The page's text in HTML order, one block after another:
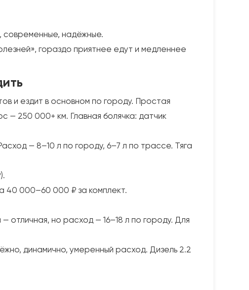
надёжные.
гораздо приятнее едут и медленнее
и ездит в основном по городу. Простая
— 250 000+ км. Главная болячка: датчик
— 8–10 л по городу, 6–7 л по трассе. Тяга
40 000–60 000 ₽ за комплект.
отличная, но расход — 16–18 л по городу. Для
динамично, умеренный расход. Дизель 2.2